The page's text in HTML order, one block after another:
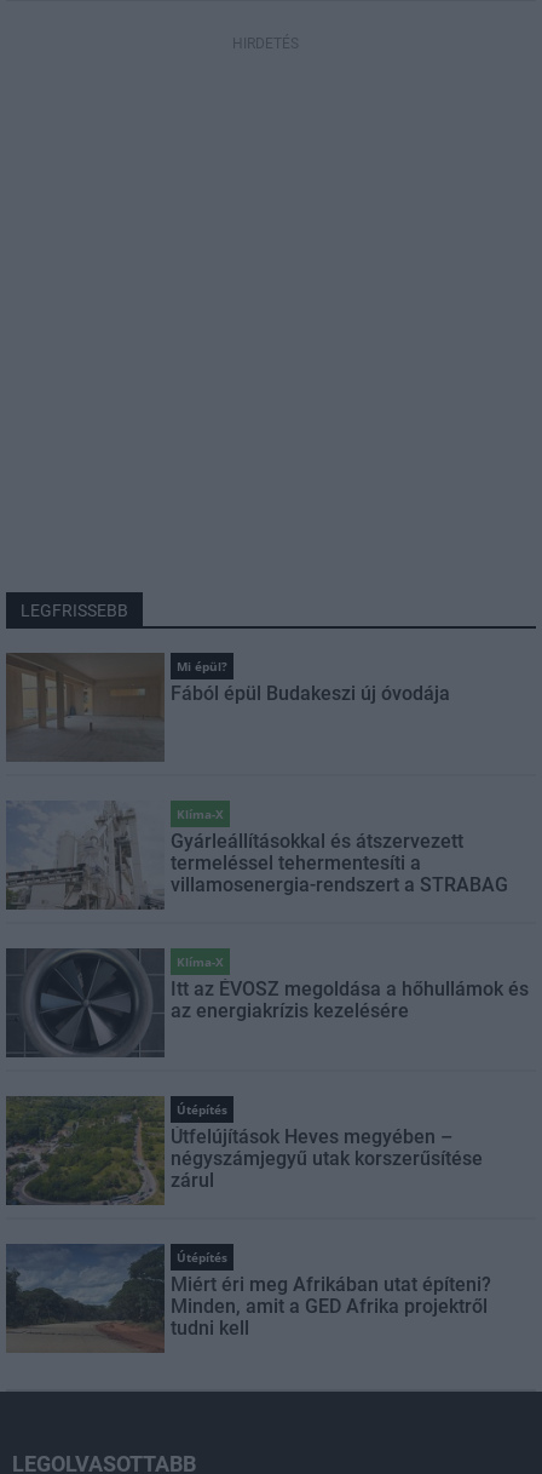
HIRDETÉS
LEGFRISSEBB
Mi épül?
Fából épül Budakeszi új óvodája
Klíma-X
Gyárleállításokkal és átszervezett
termeléssel tehermentesíti a
villamosenergia-rendszert a STRABAG
Klíma-X
Itt az ÉVOSZ megoldása a hőhullámok és
az energiakrízis kezelésére
Útépítés
Útfelújítások Heves megyében –
négyszámjegyű utak korszerűsítése
zárul
Útépítés
Miért éri meg Afrikában utat építeni?
Minden, amit a GED Afrika projektről
tudni kell
LEGOLVASOTTABB